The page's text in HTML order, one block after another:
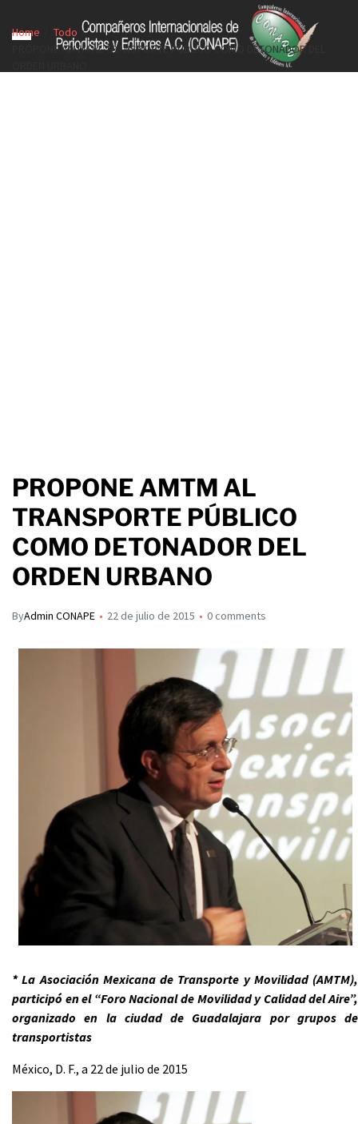
Home
Todo
PROPONE AMTM AL TRANSPORTE PÚBLICO COMO DETONADOR DEL
PROPONE AMTM AL
TRANSPORTE PÚBLICO
COMO DETONADOR DEL
ORDEN URBANO
ByAdmin CONAPE 22 de julio de 2015 0 comments
* La Asociación Mexicana de Transporte y Movilidad (AMTM),
participó en el “Foro Nacional de Movilidad y Calidad del Aire”,
organizado en la ciudad de Guadalajara por grupos de
transportistas
México, D. F., a 22 de julio de 2015